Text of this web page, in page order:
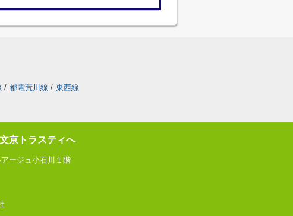
/ 都電荒川線 / 東西線
京トラスティへ
ージュ小石川１階